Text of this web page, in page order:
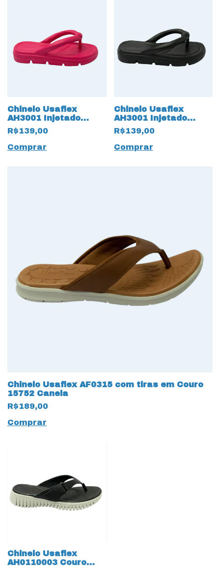
Chinelo Usaflex
AH3001 Injetado
15748 Magenta
R$139,00
Comprar
Chinelo Usaflex
AH3001 Injetado
15747 Preto
R$139,00
Comprar
Chinelo Usaflex AF0315 com tiras em Couro
15752 Canela
R$189,00
Comprar
Chinelo Usaflex
AH0110003 Couro